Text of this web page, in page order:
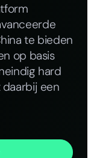
te bieden
op basis
hard
een